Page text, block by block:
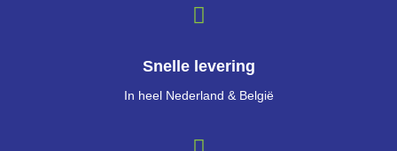
Snelle levering
In heel Nederland & België